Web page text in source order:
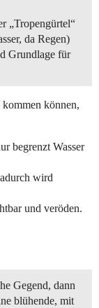
„Tropengürtel“
da Regen)
Grundlage für
können,
begrenzt Wasser
wird
und veröden.
Gegend, dann
blühende, mit